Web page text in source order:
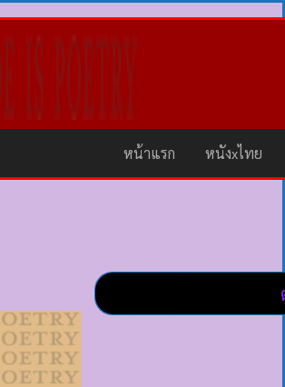
หน้าแรก หนังxไทย